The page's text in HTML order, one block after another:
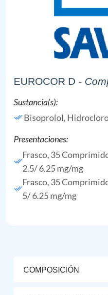
EUROCOR D -
Sustancia(s):
Bisoprolol,
Presentaciones:
Frasco, 35
2.5/ 6.25 mg/mg
Frasco, 35
5/ 6.25 mg/mg
COMPOSICIÓN